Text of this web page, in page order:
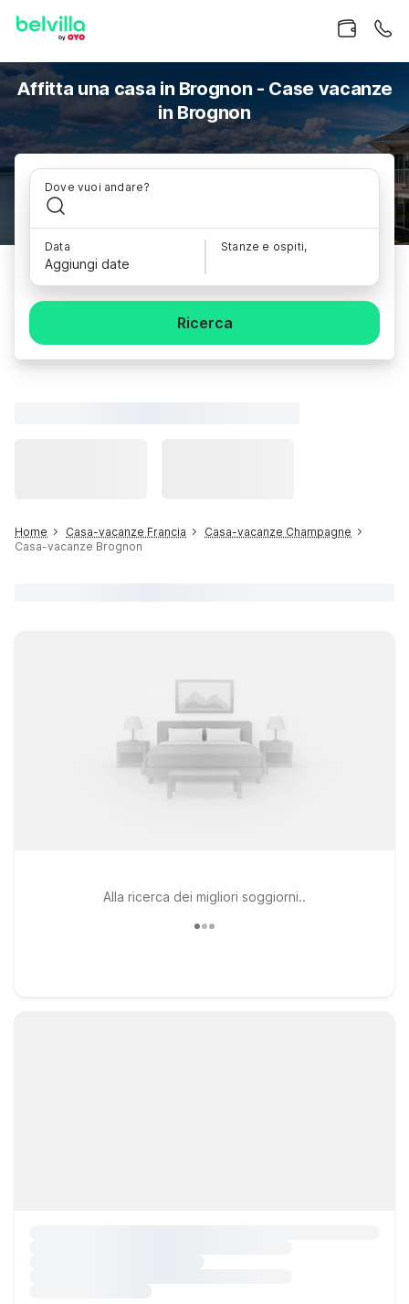
Affitta una casa in Brognon - Case vacanze
in Brognon
Dove vuoi andare?
Data
Aggiungi date
Stanze e ospiti,
Ricerca
Home Casa-vacanze Francia
Casa-vacanze Champagne
Casa-vacanze Brognon
Alla ricerca dei migliori soggiorni..